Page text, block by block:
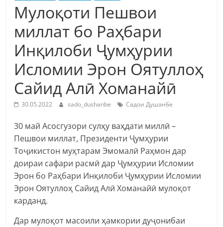
Мулоқоти Пешвои
миллат бо Раҳбари
Инқилоби Ҷумҳурии
Исломии Эрон Оятуллоҳ
Сайид Алӣ Хоманайӣ
30.05.2022 sado_dushanbe Садои Душанбе
30 май Асосгузори сулҳу ваҳдати миллӣ –
Пешвои миллат, Президенти Ҷумҳурии
Тоҷикистон муҳтарам Эмомалӣ Раҳмон дар
доираи сафари расмӣ дар Ҷумҳурии Исломии
Эрон бо Раҳбари Инқилоби Ҷумҳурии Исломии
Эрон Оятуллоҳ Сайид Алӣ Хоманайӣ мулоқот
карданд.
Дар мулоқот масоили ҳамкории дуҷонибаи